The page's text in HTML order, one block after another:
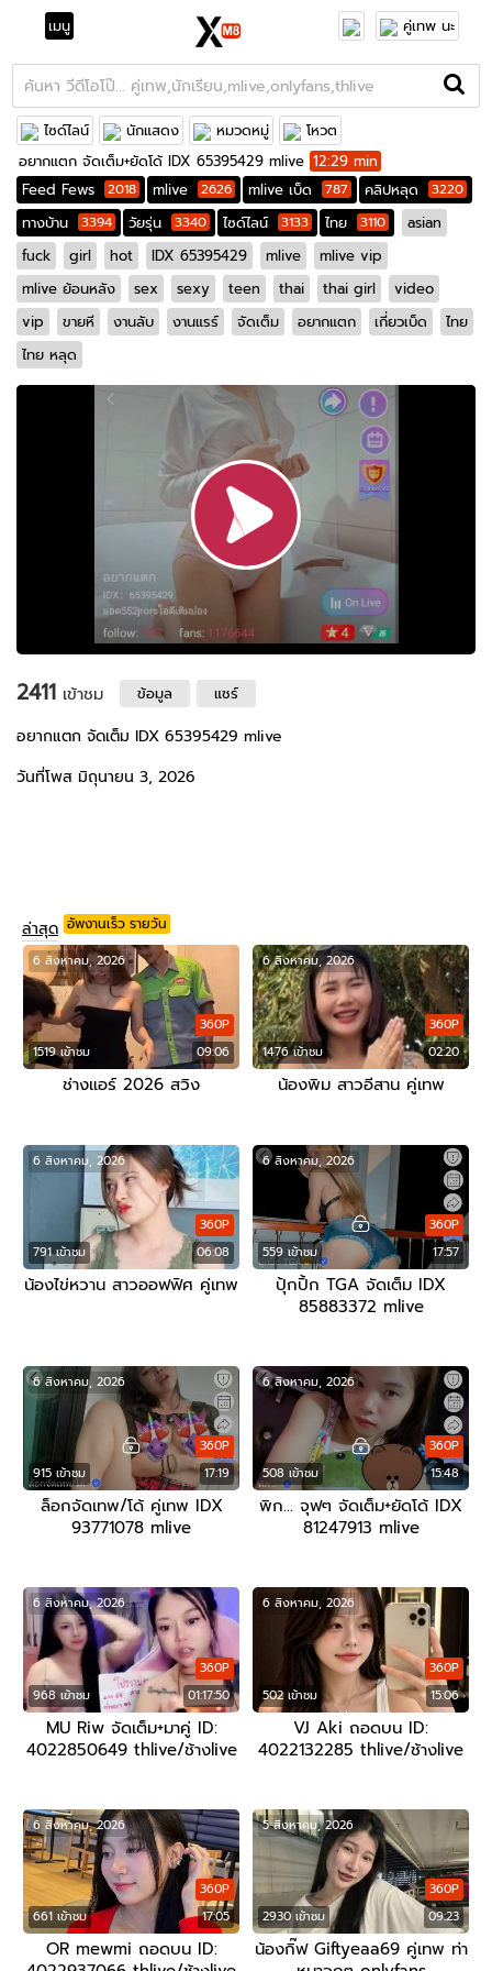
เมนู คู่เทพ นะ
ไซด์ไลน์ นักแสดง หมวดหมู่
โหวต
อยากแตก จัดเต็ม+ยัดโด้ IDX 65395429 mlive 12:29 min
Feed Fews
2018 mlive 2626 mlive เบ็ด 787 คลิปหลุด 3220
ทางบ้าน 3394 วัยรุ่น 3340 ไซด์ไลน์ 3133 ไทย 3110
asian
fuck
girl hot IDX 65395429 mlive
mlive vip
mlive ย้อนหลัง
sex sexy teen thai thai girl
video
vip
ขายหี งานลับ งานแรร์ จัดเต็ม อยากแตก เกี่ยวเบ็ด
ไทย
ไทย หลุด
2411 เข้าชม ข้อมูล แชร์
อยากแตก จัดเต็ม IDX 65395429 mlive
วันที่โพส มิถุนายน 3, 2026
ล่าสุด อัพงานเร็ว รายวัน
1519 เข้าชม 09:06
360P
6 สิงหาคม, 2026
ช่างแอร์ 2026 สวิง
1476 เข้าชม 02:20
360P
6 สิงหาคม, 2026
น้องพิม สาวอีสาน คู่เทพ
791 เข้าชม 06:08
360P
6 สิงหาคม, 2026
น้องไข่หวาน สาวออฟฟิศ คู่เทพ
559 เข้าชม 17:57
360P
6 สิงหาคม, 2026
ปุ้กปิ้ก TGA จัดเต็ม IDX
85883372 mlive
915 เข้าชม 17:19
360P
6 สิงหาคม, 2026
ล็อกจัดเทพ/โด้ คู่เทพ IDX
93771078 mlive
508 เข้าชม 15:48
360P
6 สิงหาคม, 2026
พิก… จุฟๆ จัดเต็ม+ยัดโด้ IDX
81247913 mlive
968 เข้าชม 01:17:50
360P
6 สิงหาคม, 2026
MU Riw จัดเต็ม+มาคู่ ID:
4022850649 thlive/ช้างlive
502 เข้าชม 15:06
360P
6 สิงหาคม, 2026
VJ Aki ถอดบน ID:
4022132285 thlive/ช้างlive
661 เข้าชม 17:05
360P
6 สิงหาคม, 2026
OR mewmi ถอดบน ID:
2930 เข้าชม 09:23
360P
5 สิงหาคม, 2026
น้องกิ๊ฟ Giftyeaa69 คู่เทพ ท่า